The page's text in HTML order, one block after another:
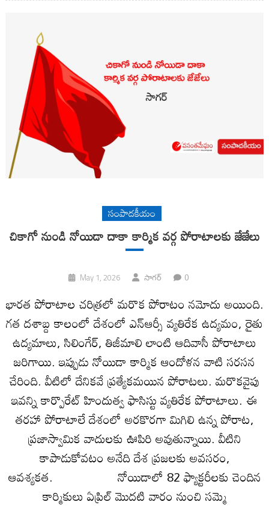
సంపాదకీయం
చికాగో నుండి నోయిడా దాకా కార్మిక వర్గ పోరాటాలకు జేజేలు
May 1, 2026 సాగర్ 0
భారత పోరాటాల చరిత్రలో మరొక పోరాటం నమోదు అయింది.
గత దశాబ్ద కాలంలో దేశంలో ఎన్ఆర్సీ వ్యతిరేక ఉద్యమం, రైతు
ఉద్యమాలు, సిలింగేర్, తిజీమాలి లాంటి ఆదివాసీ పోరాటాలు
జరిగాయి. ఇప్పుడు నోయిడా కార్మిక ఆందోళన వాటి సరసన
చేరింది. వీటిలో దేనికవే ప్రత్యేకమయిన పోరాటలు. మరొకవైపు
ఇవన్ని కార్పొరేట్ హిందుత్వ ఫాసిస్టు వ్యతిరేక పోరాటాలు. ఈ
తరహా పోరాటాలే దేశంలో అరకొరగా మిగిలి ఉన్న పోరాట,
ప్రజాస్వామిక వాదులకు ఊపిరి అవుతున్నాయి. వీటిని
కాపాడుకోవటం అనేది దేశ ప్రజలకు అవసరం,
ఆవశ్యకత. నోయిడాలో 82 ఫ్యాక్టరీలకు చెందిన
కార్మికులు ఏప్రిల్ మొదటి వారం నుంచి సమ్మె